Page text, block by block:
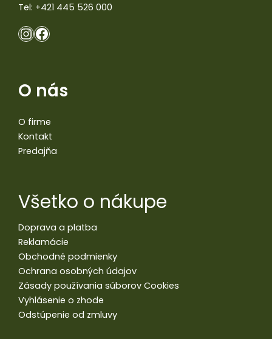
Tel: +421 445 526 000
O nás
O firme
Kontakt
Predajňa
Všetko o nákupe
Doprava a platba
Reklamácie
Obchodné podmienky
Ochrana osobných údajov
Zásady používania súborov Cookies
Vyhlásenie o zhode
Odstúpenie od zmluvy